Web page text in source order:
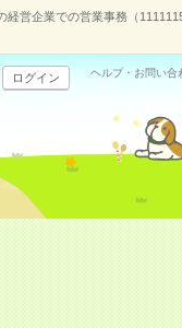
営企業での営業事務（
ログイン ヘルプ・お問い合